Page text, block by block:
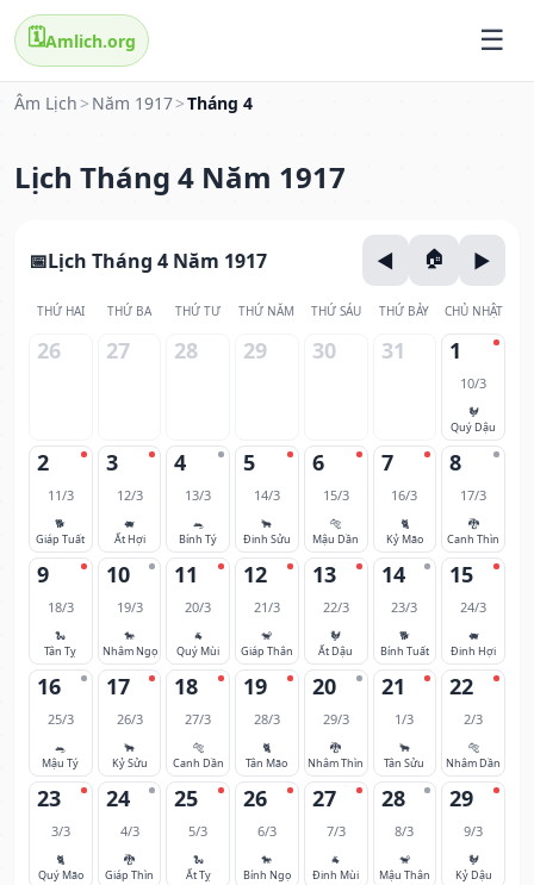
🗓️Amlich.org
Âm Lịch > Năm 1917>Tháng 4
Lịch Tháng 4 Năm 1917
Lịch Tháng 4 Năm 1917
THỨ HAI THỨ BA THỨ TƯ THỨ NĂM THỨ SÁU THỨ BẢY CHỦ NHẬT
26 27 28 29 30 31 1
10/3
🐓
Quý Dậu
2
11/3
🐕
Giáp Tuất
3
12/3
🐖
Ất Hợi
4
13/3
🐀
Bính Tý
5
14/3
🐂
Đinh Sửu
6
15/3
🐅
Mậu Dần
7
16/3
🐈
Kỷ Mão
8
17/3
🐉
Canh Thìn
9
18/3
🐍
Tân Tỵ
10
19/3
🐎
Nhâm Ngọ
11
20/3
🐐
Quý Mùi
12
21/3
🐒
Giáp Thân
13
22/3
🐓
Ất Dậu
14
23/3
🐕
Bính Tuất
15
24/3
🐖
Đinh Hợi
16
25/3
🐀
Mậu Tý
17
26/3
🐂
Kỷ Sửu
18
27/3
🐅
Canh Dần
19
28/3
🐈
Tân Mão
20
29/3
🐉
Nhâm Thìn
21
1/3
🐂
Tân Sửu
22
2/3
🐅
Nhâm Dần
23
3/3
🐈
Quý Mão
24
4/3
🐉
Giáp Thìn
25
5/3
🐍
Ất Tỵ
26
6/3
🐎
Bính Ngọ
27
7/3
🐐
Đinh Mùi
28
8/3
🐒
Mậu Thân
29
9/3
🐓
Kỷ Dậu